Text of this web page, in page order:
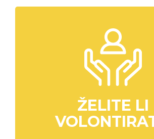
ŽELITE LI